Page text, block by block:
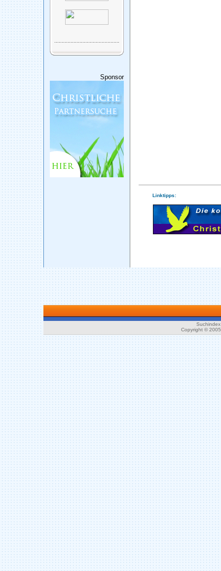
Sponsor
Linktipps:
Copyright ©